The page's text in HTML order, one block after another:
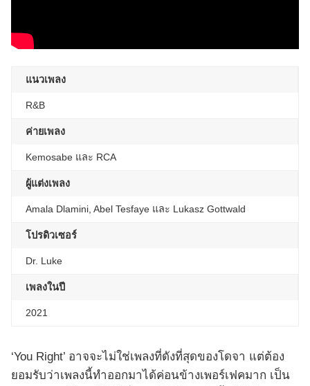
แนวเพลง
R&B
ค่ายเพลง
Kemosabe และ RCA
ผู้แต่งเพลง
Amala Dlamini, Abel Tesfaye และ Lukasz Gottwald
โปรดิวเซอร์
Dr. Luke
เพลงในปี
2021
‘You Right’ อาจจะไม่ใช่เพลงที่ดังที่สุดของโดจา แต่ต้อง
ยอมรับว่าเพลงนี้ทำออกมาได้ค่อนข้างเพอร์เฟคมาก เป็น